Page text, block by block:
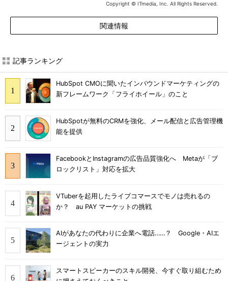
Copyright © ITmedia, Inc. All Rights Reserved.
関連情報
記事ランキング
HubSpot CMOに聞いたインバウンドマーケティングの
新フレームワーク「フライホイール」のこと
HubSpotが無料のCRMを強化、メール配信と広告管理機
能を提供
FacebookとInstagramの広告品質強化へ Metaが「ブ
ロックリスト」対応を拡大
VTuberを起用したライブコマースでモノは売れるの
か？ au PAY マーケットの挑戦
AIがあなたの代わりに企業へ電話……？ Google・AIエ
ージェントの実力
スマートスピーカーのスキル開発、今すぐ取り組むため